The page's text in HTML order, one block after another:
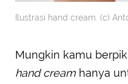
Ilustrasi hand cream. (c)
Mungkin kamu
hand cream hanya